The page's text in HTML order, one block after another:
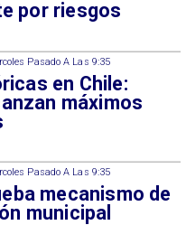
por riesgos
Pasado A Las 9:35
en Chile:
máximos
Pasado A Las 9:35
mecanismo de
municipal